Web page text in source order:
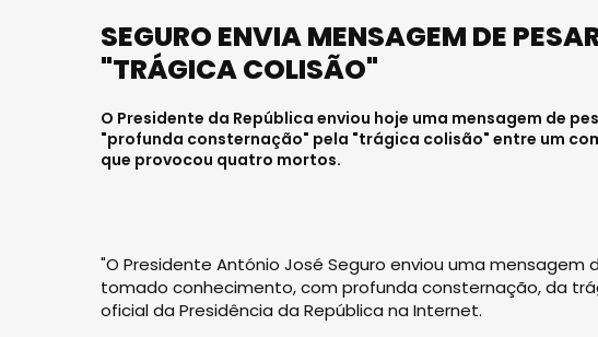
SEGURO ENVIA MENSAGEM DE
"TRÁGICA COLISÃO"
O Presidente da República enviou hoje uma mensagem de
"profunda consternação" pela "trágica colisão" entre um
que provocou quatro mortos.
"O Presidente António José Seguro enviou uma mensagem
tomado conhecimento, com profunda consternação, da
oficial da Presidência da República na Internet.